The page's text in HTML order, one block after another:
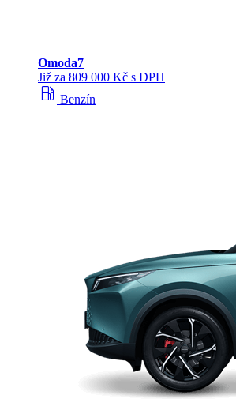
Omoda7
Již za 809 000 Kč s DPH
local_gas_station Benzín